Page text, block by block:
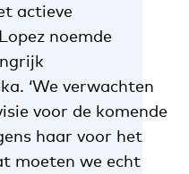
actieve
noemde
‘We verwachten
voor de komende
haar voor het
moeten we echt